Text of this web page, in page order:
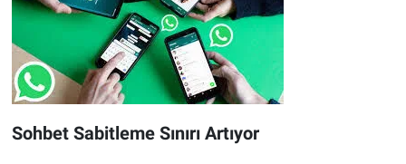
Sohbet Sabitleme Sınırı Artıyor